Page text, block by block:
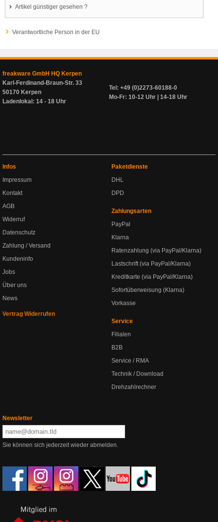
Artikel günstiger gesehen ?
Verantwortliche Person in der EU
freakware GmbH HQ Kerpen
Karl-Ferdinand-Braun-Str. 33
50170 Kerpen
Ladenlokal: 14 - 18 Uhr
Tel: +49 (0)2273-60188-0
Mo-Fr: 10-12 Uhr | 14-18 Uhr
Infos
Impressum
Kontakt
AGB
Widerruf
Datenschutz
Zahlung / Versand
Kundeninfo
Jobs
Über uns
News
Vertrag Widerrufen
Paketdienste
DHL
DPD
Zahlungsarten
PayPal
Klarna
Ratenzahlung (via PayPal/Klarna)
Lastschrift (via PayPal/Klarna)
Kreditkarte (via PayPal/Klarna)
Sofortüberweisung (Klarna)
Vorkasse
Service
Filialen
B2B
Service / RMA
Technik / Download
Drehzahlrechner
Newsletter
Sie können sich jederzeit wieder abmelden.